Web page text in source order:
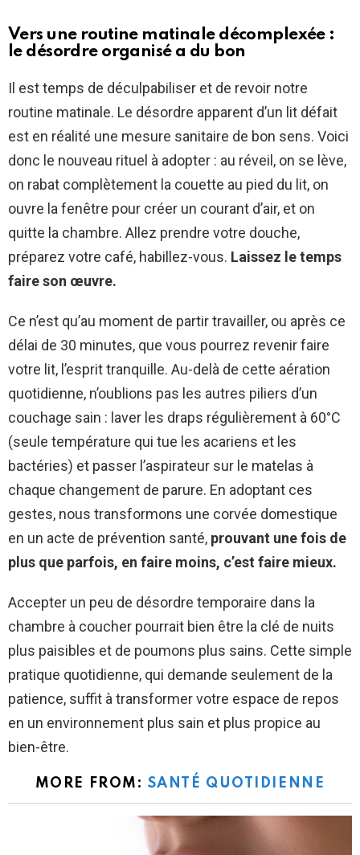
Vers une routine matinale décomplexée :
le désordre organisé a du bon
Il est temps de déculpabiliser et de revoir notre
routine matinale. Le désordre apparent d’un lit défait
est en réalité une mesure sanitaire de bon sens. Voici
donc le nouveau rituel à adopter : au réveil, on se lève,
on rabat complètement la couette au pied du lit, on
ouvre la fenêtre pour créer un courant d’air, et on
quitte la chambre. Allez prendre votre douche,
préparez votre café, habillez-vous. Laissez le temps
faire son œuvre.
Ce n’est qu’au moment de partir travailler, ou après ce
délai de 30 minutes, que vous pourrez revenir faire
votre lit, l’esprit tranquille. Au-delà de cette aération
quotidienne, n’oublions pas les autres piliers d’un
couchage sain : laver les draps régulièrement à 60°C
(seule température qui tue les acariens et les
bactéries) et passer l’aspirateur sur le matelas à
chaque changement de parure. En adoptant ces
gestes, nous transformons une corvée domestique
en un acte de prévention santé, prouvant une fois de
plus que parfois, en faire moins, c’est faire mieux.
Accepter un peu de désordre temporaire dans la
chambre à coucher pourrait bien être la clé de nuits
plus paisibles et de poumons plus sains. Cette simple
pratique quotidienne, qui demande seulement de la
patience, suffit à transformer votre espace de repos
en un environnement plus sain et plus propice au
bien-être.
MORE FROM: SANTÉ QUOTIDIENNE